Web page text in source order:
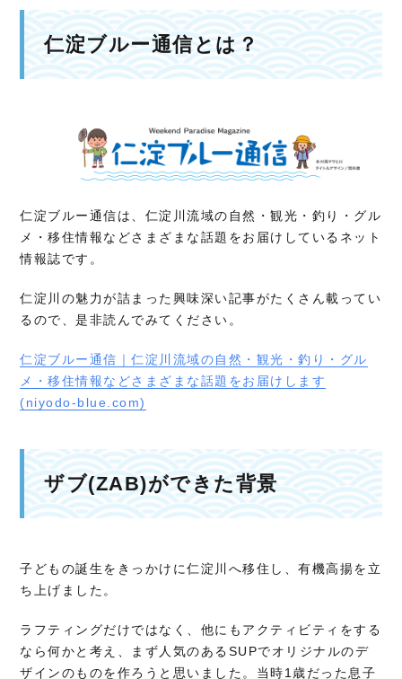
仁淀ブルー通信とは？
仁淀ブルー通信は、仁淀川流域の自然・観光・釣り・グル
メ・移住情報などさまざまな話題をお届けしているネット
情報誌です。
仁淀川の魅力が詰まった興味深い記事がたくさん載ってい
るので、是非読んでみてください。
仁淀ブルー通信｜仁淀川流域の自然・観光・釣り・グル
メ・移住情報などさまざまな話題をお届けします
(niyodo-blue.com)
ザブ(ZAB)ができた背景
子どもの誕生をきっかけに仁淀川へ移住し、有機高揚を立
ち上げました。
ラフティングだけではなく、他にもアクティビティをする
なら何かと考え、まず人気のあるSUPでオリジナルのデ
ザインのものを作ろうと思いました。当時1歳だった息子